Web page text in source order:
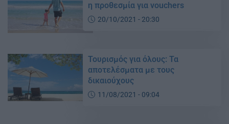
η προθεσμία για vouchers
20/10/2021 - 20:30
Τουρισμός για όλους: Τα
αποτελέσματα με τους
δικαιούχους
11/08/2021 - 09:04